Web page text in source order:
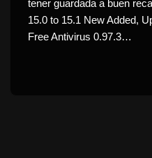
tener guardada a buen
15.0 to 15.1 New Added,
Free Antivirus 0.97.3…